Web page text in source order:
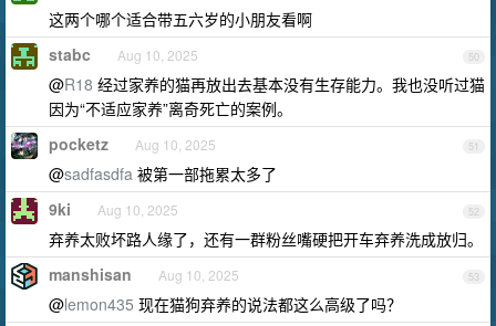
这两个哪个适合带五六岁的小朋友看啊
50
stabc Aug 10, 2025
@R18 经过家养的猫再放出去基本没有生存能力。我也没听过猫
因为“不适应家养”离奇死亡的案例。
51
pocketz Aug 10, 2025
@sadfasdfa 被第一部拖累太多了
52
9ki Aug 10, 2025
弃养太败坏路人缘了，还有一群粉丝嘴硬把开车弃养洗成放归。
53
manshisan Aug 10, 2025
@lemon435 现在猫狗弃养的说法都这么高级了吗？